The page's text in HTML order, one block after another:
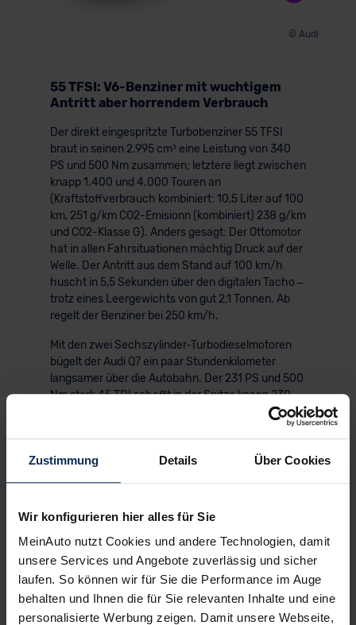
Zustimmung Details Über Cookies
Wir konfigurieren hier alles für Sie
MeinAuto nutzt Cookies und andere Technologien, damit
unsere Services und Angebote zuverlässig und sicher
laufen. So können wir für Sie die Performance im Auge
behalten und Ihnen die für Sie relevanten Inhalte und eine
personalisierte Werbung zeigen. Damit unsere Webseite,
© Audi
55 TFSI: V6-Benziner mit wuchtigem
Antritt aber horrendem Verbrauch
Der direkt eingespritzte Turbobenziner 55 TFSI
braut in seinen 2.995 cm³ eine Leistung von 340
PS und 500 Nm zusammen; letztere liegt zwischen
knapp 1.400 und 4.000 Touren an
(Kraftstoffverbrauch kombiniert: 10,5 Liter auf 100
km, 251 g/km CO2-Emisionn (kombiniert) 238 g/km
und CO2-Klasse G). Anders gesagt: Der Ottomotor
hat in allen Fahrsituationen mächtig Druck auf der
Welle. Der Antritt aus dem Stand auf 100 km/h
huscht in 5,5 Sekunden über den digitalen Tacho –
trotz eines Leergewichts von gut 2,1 Tonnen. Ab
regelt der Benziner bei 250 km/h.
Mit den zwei Sechszylinder-Turbodieselmotoren
bügelt der Audi Q7 ein paar Stundenkilometer
langsamer über die Autobahn. Der 231 PS und 500
Nm stark 45 TDI schafft in der Spitze knapp 230 –
der 286 PS und 600 Nm kräftige 50 TDI gut 240
km/h (Energieverbrauch kombiniert: 8 Liter auf